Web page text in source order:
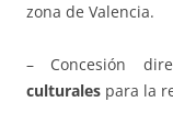
zona de Valencia.
– Concesión
culturales para la